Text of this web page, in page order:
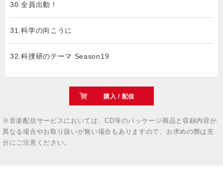
30.全員出動！
31.科学の向こうに
32.科捜研のテーマ Season19
購入 / 配信
※音楽配信サービスにおいては、CD等のパッケージ商品と収録内容が
異なる場合やお取り扱いが無い場合もありますので、お求めの際は充
分にご注意ください。